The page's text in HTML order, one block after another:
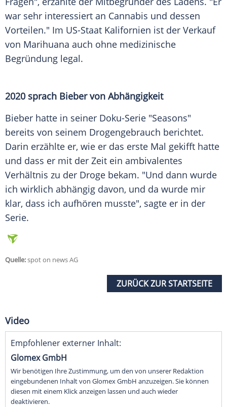
war sehr interessiert an Cannabis und dessen
Vorteilen." Im US-Staat Kalifornien ist der Verkauf
von Marihuana auch ohne medizinische
Begründung legal.
2020 sprach Biebervon Abhängigkeit
Bieber hatte in seiner Doku-Serie "Seasons"
bereits von seinem Drogengebrauch berichtet.
Darin erzählte er, wie er das erste Mal gekifft hatte
und dass er mit der Zeit ein ambivalentes
Verhältnis zu der Droge bekam. "Und dann wurde
ich wirklich abhängig davon, und da wurde mir
klar, dass ich aufhören musste", sagte er in der
Serie.
Quelle:spot on news AG
ZURÜCK ZUR STARTSEITE
Video
Empfohlener externer Inhalt:
Glomex GmbH
Wir benötigen Ihre Zustimmung, um den von unserer Redaktion
eingebundenen Inhalt von Glomex GmbH anzuzeigen. Sie können
diesen mit einem Klick anzeigen lassen und auch wieder
deaktivieren.